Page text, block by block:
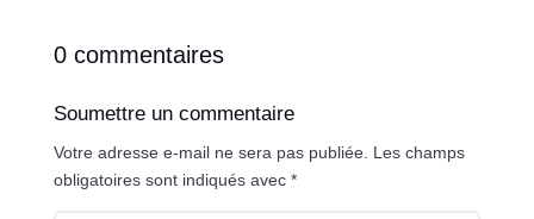
0 commentaires
Soumettre un commentaire
Votre adresse e-mail ne sera pas publiée. Les champs
obligatoires sont indiqués avec *